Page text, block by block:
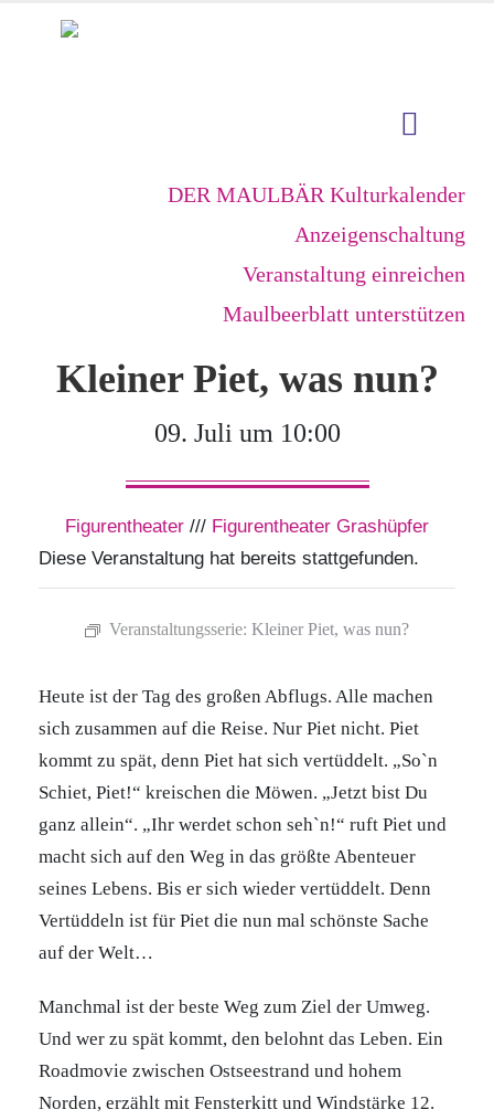
DER MAULBÄR Kulturkalender
Anzeigenschaltung
Veranstaltung einreichen
Maulbeerblatt unterstützen
Kleiner Piet, was nun?
09. Juli um 10:00
Figurentheater /// Figurentheater Grashüpfer
Diese Veranstaltung hat bereits stattgefunden.
Veranstaltungsserie: Kleiner Piet, was nun?
Heute ist der Tag des großen Abflugs. Alle machen
sich zusammen auf die Reise. Nur Piet nicht. Piet
kommt zu spät, denn Piet hat sich vertüddelt. „So`n
Schiet, Piet!“ kreischen die Möwen. „Jetzt bist Du
ganz allein“. „Ihr werdet schon seh`n!“ ruft Piet und
macht sich auf den Weg in das größte Abenteuer
seines Lebens. Bis er sich wieder vertüddelt. Denn
Vertüddeln ist für Piet die nun mal schönste Sache
auf der Welt…
Manchmal ist der beste Weg zum Ziel der Umweg.
Und wer zu spät kommt, den belohnt das Leben. Ein
Roadmovie zwischen Ostseestrand und hohem
Norden, erzählt mit Fensterkitt und Windstärke 12.